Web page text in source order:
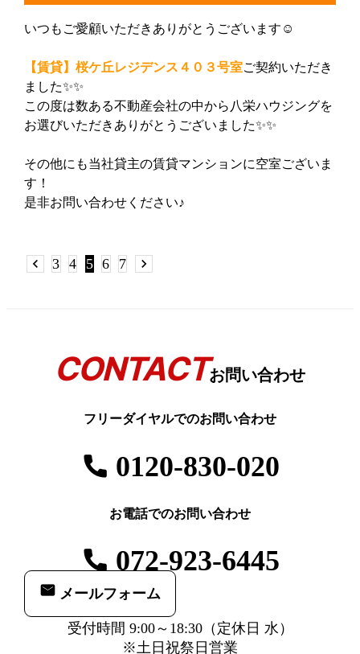
いつもご愛顧いただきありがとうございます☺
【賃貸】桜ケ丘レジデンス４０３号室ご契約いただき
ました✨✨
この度は数ある不動産会社の中から八栄ハウジングを
お選びいただきありがとうございました✨✨
その他にも当社貸主の賃貸マンションに空室ございま
す！
是非お問い合わせください♪
chevron_left 3 4 5 6 7 chevron_right
CONTACTお問い合わせ
フリーダイヤルでのお問い合わせ
0120-830-020
お電話でのお問い合わせ
072-923-6445
メールフォーム
受付時間 9:00～18:30（定休日 水）
※土日祝祭日営業